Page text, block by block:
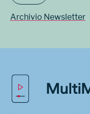
Archivio Newsletter